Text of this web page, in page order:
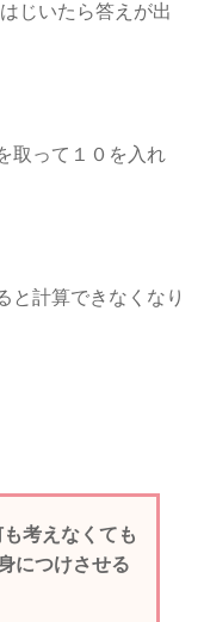
じいたら答えが出
取って１０を入れ
と計算できなくなり
考えなくても
につけさせる